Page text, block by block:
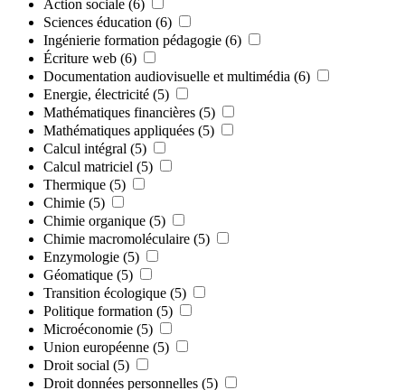
Action sociale (6)
Sciences éducation (6)
Ingénierie formation pédagogie (6)
Écriture web (6)
Documentation audiovisuelle et multimédia (6)
Energie, électricité (5)
Mathématiques financières (5)
Mathématiques appliquées (5)
Calcul intégral (5)
Calcul matriciel (5)
Thermique (5)
Chimie (5)
Chimie organique (5)
Chimie macromoléculaire (5)
Enzymologie (5)
Géomatique (5)
Transition écologique (5)
Politique formation (5)
Microéconomie (5)
Union européenne (5)
Droit social (5)
Droit données personnelles (5)